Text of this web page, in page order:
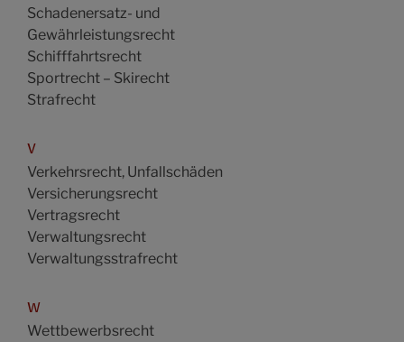
Schadenersatz- und
Gewährleistungsrecht
Schifffahrtsrecht
Sportrecht – Skirecht
Strafrecht
V
Verkehrsrecht, Unfallschäden
Versicherungsrecht
Vertragsrecht
Verwaltungsrecht
Verwaltungsstrafrecht
W
Wettbewerbsrecht